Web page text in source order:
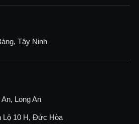
Tây Ninh
Long An
Lộ 10 H, Đức Hòa